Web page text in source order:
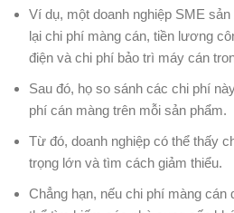
Ví dụ, một doanh nghiệp SME
lại chi phí màng cán, tiền lương
điện và chi phí bảo trì máy cán
Sau đó, họ so sánh các chi phí
phí cán màng trên mỗi sản phẩm.
Từ đó, doanh nghiệp có thể thấy
trọng lớn và tìm cách giảm thiểu.
Chẳng hạn, nếu chi phí màng cán